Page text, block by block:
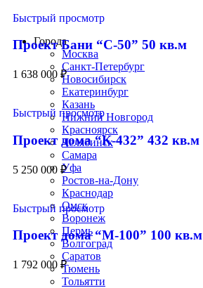
Строим по всей России
Города
Москва
Санкт-Петербург
Новосибирск
Екатеринбург
Казань
Нижний Новгород
Красноярск
Челябинск
Самара
Уфа
Ростов-на-Дону
Краснодар
Омск
Воронеж
Пермь
Волгоград
Саратов
Тюмень
Тольятти
Быстрый просмотр
Проект Бани “С-50” 50 кв.м
1 638 000 ₽
Быстрый просмотр
Проект дома “К-432” 432 кв.м
5 250 000 ₽
Быстрый просмотр
Проект дома “М-100” 100 кв.м
1 792 000 ₽